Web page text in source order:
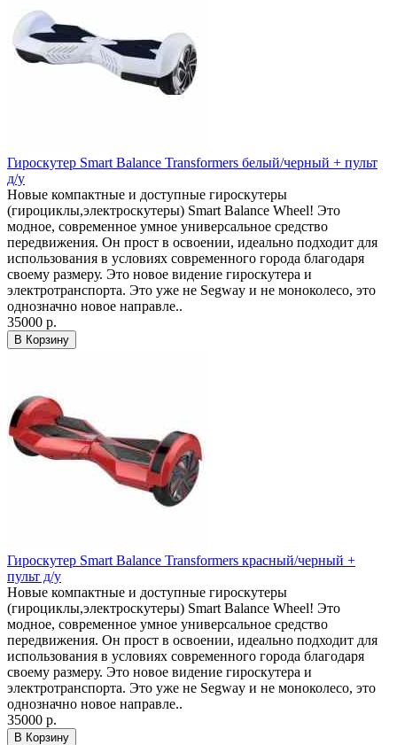
Гироскутер Smart Balance Transformers белый/черный + пульт
д/у
Новые компактные и доступные гироскутеры
(гироциклы,электроскутеры) Smart Balance Wheel! Это
модное, современное умное универсальное средство
передвижения. Он прост в освоении, идеально подходит для
использования в условиях современного города благодаря
своему размеру. Это новое видение гироскутера и
электротранспорта. Это уже не Segway и не моноколесо, это
однозначно новое направле..
35000 р.
В Корзину
Гироскутер Smart Balance Transformers красный/черный +
пульт д/у
Новые компактные и доступные гироскутеры
(гироциклы,электроскутеры) Smart Balance Wheel! Это
модное, современное умное универсальное средство
передвижения. Он прост в освоении, идеально подходит для
использования в условиях современного города благодаря
своему размеру. Это новое видение гироскутера и
электротранспорта. Это уже не Segway и не моноколесо, это
однозначно новое направле..
35000 р.
В Корзину